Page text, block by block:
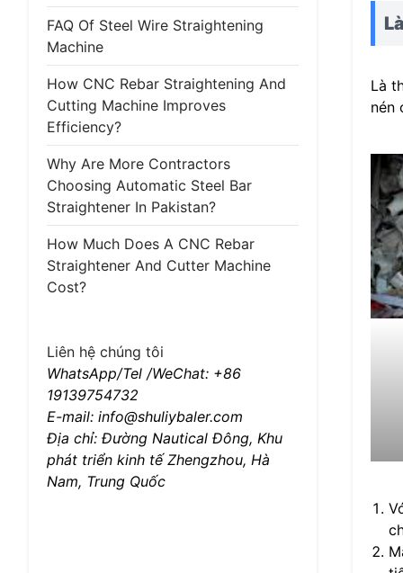
FAQ Of Steel Wire Straightening
Machine
How CNC Rebar Straightening And
Cutting Machine Improves
Efficiency?
Why Are More Contractors
Choosing Automatic Steel Bar
Straightener In Pakistan?
How Much Does A CNC Rebar
Straightener And Cutter Machine
Cost?
Liên hệ chúng tôi
WhatsApp/Tel /WeChat: +86
19139754732
E-mail: info@shuliybaler.com
Địa chỉ: Đường Nautical Đông, Khu
phát triển kinh tế Zhengzhou, Hà
Nam, Trung Quốc
Là
nén